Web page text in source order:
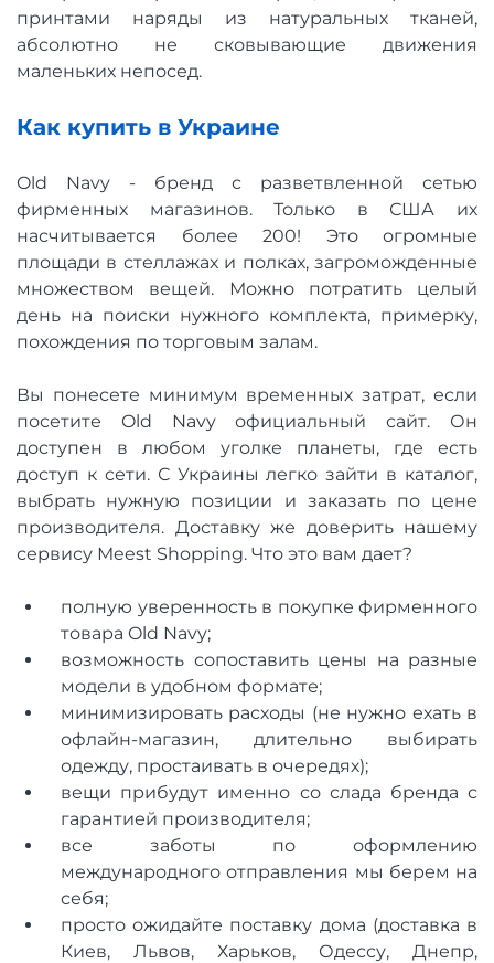
принтами наряды из натуральных тканей,
абсолютно не сковывающие движения
маленьких непосед.
Как купить в Украине
Old Navy - бренд с разветвленной сетью
фирменных магазинов. Только в США их
насчитывается более 200! Это огромные
площади в стеллажах и полках, загроможденные
множеством вещей. Можно потратить целый
день на поиски нужного комплекта, примерку,
похождения по торговым залам.
Вы понесете минимум временных затрат, если
посетите Old Navy официальный сайт. Он
доступен в любом уголке планеты, где есть
доступ к сети. С Украины легко зайти в каталог,
выбрать нужную позиции и заказать по цене
производителя. Доставку же доверить нашему
сервису Meest Shopping. Что это вам дает?
полную уверенность в покупке фирменного
товара Old Navy;
возможность сопоставить цены на разные
модели в удобном формате;
минимизировать расходы (не нужно ехать в
офлайн-магазин, длительно выбирать
одежду, простаивать в очередях);
вещи прибудут именно со слада бренда с
гарантией производителя;
все заботы по оформлению
международного отправления мы берем на
себя;
просто ожидайте поставку дома (доставка в
Киев, Львов, Харьков, Одессу, Днепр,